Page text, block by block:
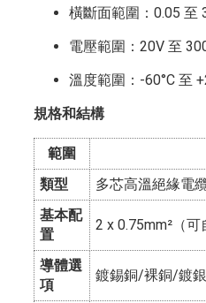
橫斷面範圍：0.05 至
電壓範圍：20V 至
溫度範圍：-60°C 至
規格和結構
範圍
類型
多芯高溫絕緣電
基本配
置
2 x 0.75mm²（可
導體選
項
鍍錫銅/裸銅/鍍